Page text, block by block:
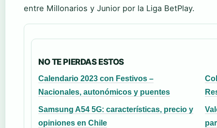
entre Millonarios y Junior por la Liga BetPlay.
NO TE PIERDAS ESTOS
Calendario 2023 con Festivos –
Nacionales, autonómicos y puentes
Samsung A54 5G: características, precio y
opiniones en Chile